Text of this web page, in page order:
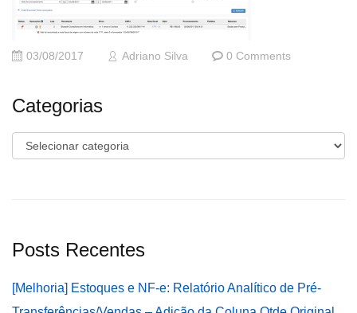
03/08/2017 Adriano Silva 0 Comments
Categorias
Categorias
Posts Recentes
[Melhoria] Estoques e NF-e: Relatório Analítico de Pré-